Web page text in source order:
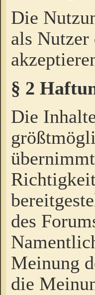
Die
als Nutzer
§ 2
Die
des
Meinung
die